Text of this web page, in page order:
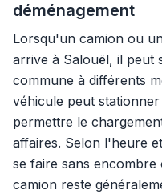
déménagement
Lorsqu'un camion ou
arrive à Salouël, il peut
commune à différents
véhicule peut
permettre le
affaires. Selon l'heure
se faire sans
camion reste